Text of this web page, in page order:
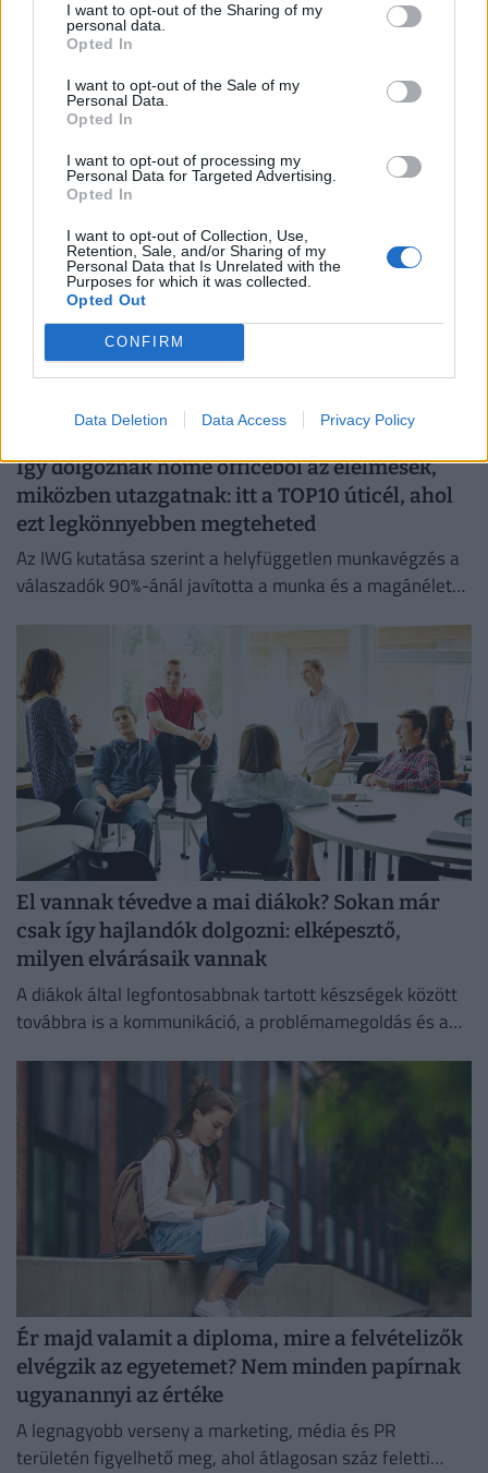
I want to opt-out of the Sharing of my
personal data.
Opted In
I want to opt-out of the Sale of my
Personal Data.
Opted In
I want to opt-out of processing my
Personal Data for Targeted Advertising.
Opted In
I want to opt-out of Collection, Use,
Retention, Sale, and/or Sharing of my
Personal Data that Is Unrelated with the
Purposes for which it was collected.
Opted Out
CONFIRM
Data Deletion Data Access Privacy Policy
Kiderült, ekkora fizetéssel már jómódúnak
számítasz Magyarországon: tágul az olló
gazdag és szegény között
Hiába emelkednek látványosan a magyar bérek, a
számok mögött továbbra is jelentős jövedelmi
különbségek húzódnak meg.
Így dolgoznak home officeból az élelmesek,
miközben utazgatnak: itt a TOP10 úticél, ahol
ezt legkönnyebben megteheted
Az IWG kutatása szerint a helyfüggetlen munkavégzés a
válaszadók 90%-ánál javította a munka és a magánélet
El vannak tévedve a mai diákok? Sokan már
csak így hajlandók dolgozni: elképesztő,
milyen elvárásaik vannak
A diákok által legfontosabbnak tartott készségek között
továbbra is a kommunikáció, a problémamegoldás és a
Ér majd valamit a diploma, mire a felvételizők
elvégzik az egyetemet? Nem minden papírnak
ugyanannyi az értéke
A legnagyobb verseny a marketing, média és PR
területén figyelhető meg, ahol átlagosan száz feletti